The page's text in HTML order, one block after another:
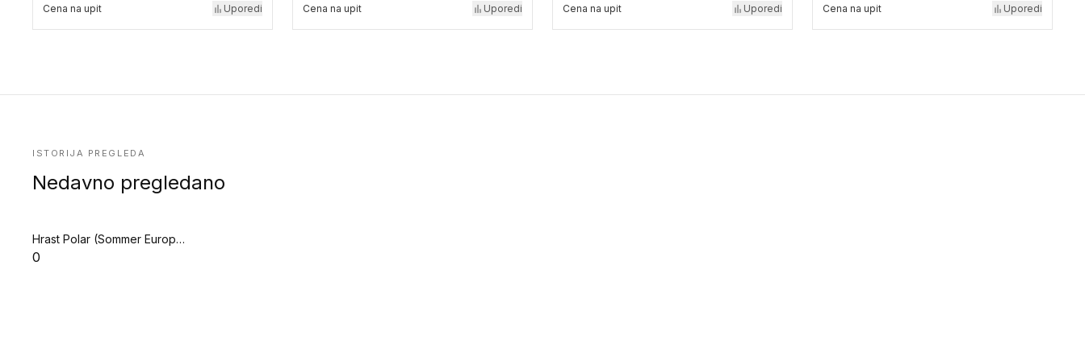
Cena na upit Uporedi Cena na upit Uporedi Cena na upit Uporedi Cena na upit Uporedi
ISTORIJA PREGLEDA
Nedavno pregledano
Hrast Polar (Sommer Europarquet)
0